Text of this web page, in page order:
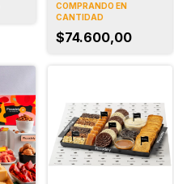
COMPRANDO EN
CANTIDAD
$74.600,00